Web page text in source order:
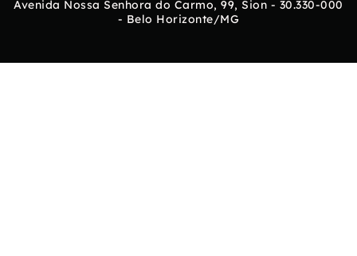
Avenida Nossa Senhora do Carmo, 99, Sion - 30.330-000
- Belo Horizonte/MG